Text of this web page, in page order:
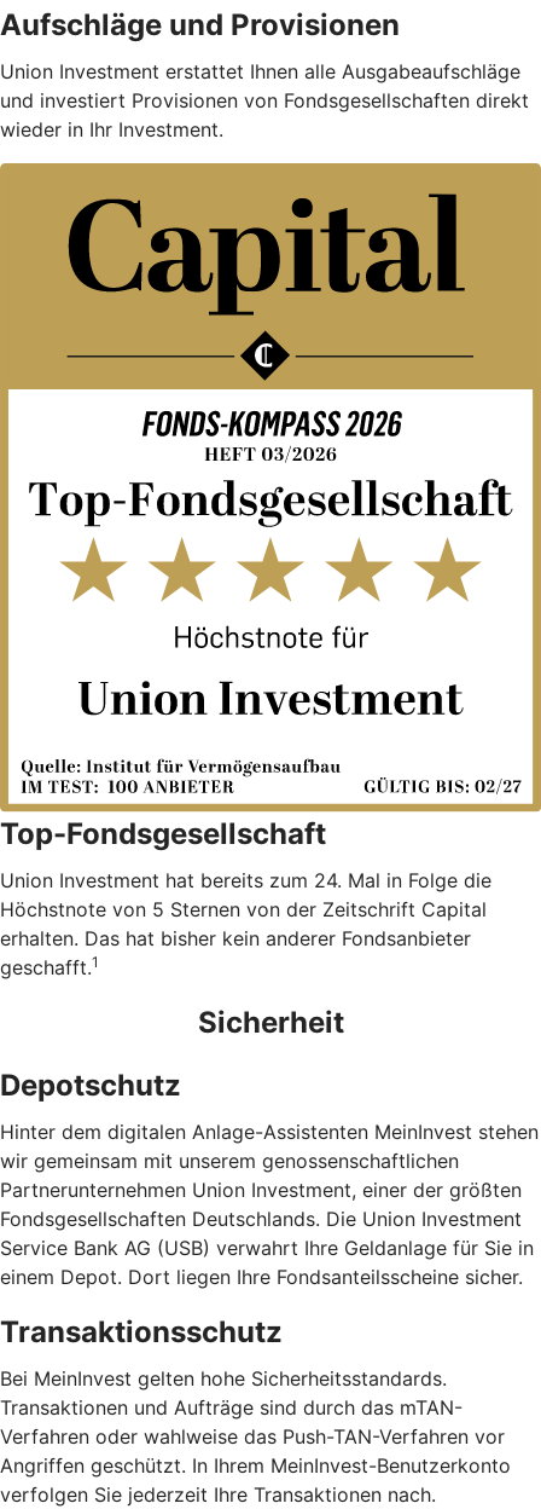
Aufschläge und Provisionen
Union Investment erstattet Ihnen alle Ausgabe­auf­schläge
und investiert Provisionen von Fondsgesellschaften direkt
wieder in Ihr Investment.
Top-Fondsgesellschaft
Union Investment hat bereits zum 24. Mal in Folge die
Höchstnote von 5 Sternen von der Zeitschrift Capital
erhalten. Das hat bisher kein anderer Fondsanbieter
geschafft.1
Sicherheit
Depotschutz
Hinter dem digitalen Anlage-Assistenten MeinInvest stehen
wir gemeinsam mit unserem genossenschaftlichen
Partnerunternehmen Union Investment, einer der größten
Fondsgesellschaften Deutschlands. Die Union Investment
Service Bank AG (USB) verwahrt Ihre Geldanlage für Sie in
einem Depot. Dort liegen Ihre Fondsanteilsscheine sicher.
Transaktionsschutz
Bei MeinInvest gelten hohe Sicherheitsstandards.
Transaktionen und Aufträge sind durch das mTAN-
Verfahren oder wahlweise das Push-TAN-Verfahren vor
Angriffen geschützt. In Ihrem MeinInvest-Benutzerkonto
verfolgen Sie jederzeit Ihre Transaktionen nach.